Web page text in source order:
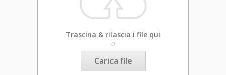
Trascina & rilascia i file qui
o
Carica file